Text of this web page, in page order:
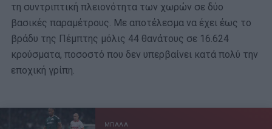
τη συντριπτική πλειονότητα των χωρών σε δύο
βασικές παραμέτρους. Με αποτέλεσμα να έχει έως το
βράδυ της Πέμπτης μόλις 44 θανάτους σε 16.624
κρούσματα, ποσοστό που δεν υπερβαίνει κατά πολύ την
εποχική γρίπη.
ΜΠΑΛΑ